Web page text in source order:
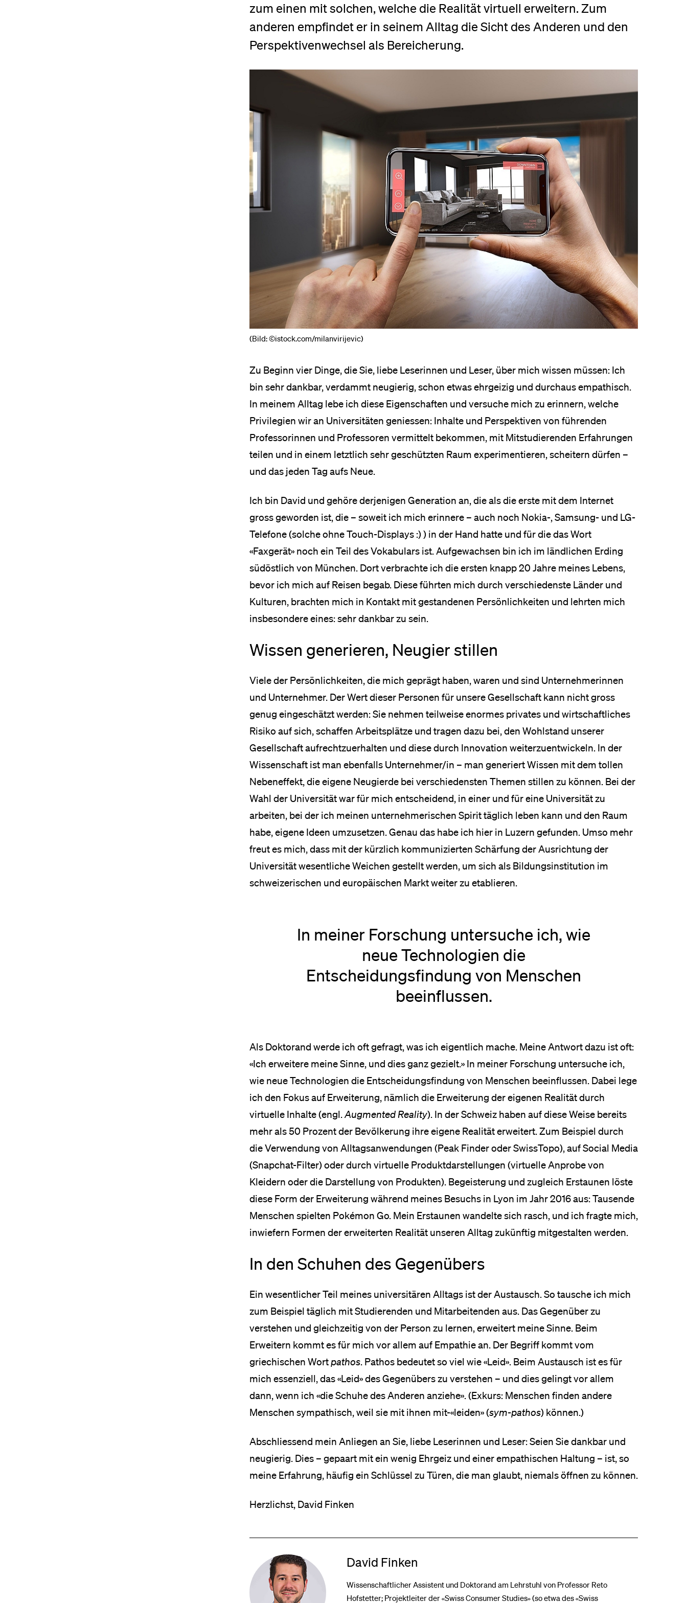
zum einen mit solchen, welche die Realität virtuell erweitern. Zum
anderen empfindet er in seinem Alltag die Sicht des Anderen und den
Perspektivenwechsel als Bereicherung.
(Bild: ©istock.com/milanvirijevic)
Zu Beginn vier Dinge, die Sie, liebe Leserinnen und Leser, über mich wissen müssen: Ich
bin sehr dankbar, verdammt neugierig, schon etwas ehrgeizig und durchaus empathisch.
In meinem Alltag lebe ich diese Eigenschaften und versuche mich zu erinnern, welche
Privilegien wir an Universitäten geniessen: Inhalte und Perspektiven von führenden
Professorinnen und Professoren vermittelt bekommen, mit Mitstudierenden Erfahrungen
teilen und in einem letztlich sehr geschützten Raum experimentieren, scheitern dürfen –
und das jeden Tag aufs Neue.
Ich bin David und gehöre derjenigen Generation an, die als die erste mit dem Internet
gross geworden ist, die – soweit ich mich erinnere – auch noch Nokia-, Samsung- und LG-
Telefone (solche ohne Touch-Displays :) ) in der Hand hatte und für die das Wort
«Faxgerät» noch ein Teil des Vokabulars ist. Aufgewachsen bin ich im ländlichen Erding
südöstlich von München. Dort verbrachte ich die ersten knapp 20 Jahre meines Lebens,
bevor ich mich auf Reisen begab. Diese führten mich durch verschiedenste Länder und
Kulturen, brachten mich in Kontakt mit gestandenen Persönlichkeiten und lehrten mich
insbesondere eines: sehr dankbar zu sein.
Wissen generieren, Neugier stillen
Viele der Persönlichkeiten, die mich geprägt haben, waren und sind Unternehmerinnen
und Unternehmer. Der Wert dieser Personen für unsere Gesellschaft kann nicht gross
genug eingeschätzt werden: Sie nehmen teilweise enormes privates und wirtschaftliches
Risiko auf sich, schaffen Arbeitsplätze und tragen dazu bei, den Wohlstand unserer
Gesellschaft aufrechtzuerhalten und diese durch Innovation weiterzuentwickeln. In der
Wissenschaft ist man ebenfalls Unternehmer/in – man generiert Wissen mit dem tollen
Nebeneffekt, die eigene Neugierde bei verschiedensten Themen stillen zu können. Bei der
Wahl der Universität war für mich entscheidend, in einer und für eine Universität zu
arbeiten, bei der ich meinen unternehmerischen Spirit täglich leben kann und den Raum
habe, eigene Ideen umzusetzen. Genau das habe ich hier in Luzern gefunden. Umso mehr
freut es mich, dass mit der kürzlich kommunizierten Schärfung der Ausrichtung der
Universität wesentliche Weichen gestellt werden, um sich als Bildungsinstitution im
schweizerischen und europäischen Markt weiter zu etablieren.
In meiner Forschung untersuche ich, wie
neue Technologien die
Entscheidungsfindung von Menschen
beeinflussen.
Als Doktorand werde ich oft gefragt, was ich eigentlich mache. Meine Antwort dazu ist oft:
«Ich erweitere meine Sinne, und dies ganz gezielt.» In meiner Forschung untersuche ich,
wie neue Technologien die Entscheidungsfindung von Menschen beeinflussen. Dabei lege
ich den Fokus auf Erweiterung, nämlich die Erweiterung der eigenen Realität durch
virtuelle Inhalte (engl.Augmented Reality). In der Schweiz haben auf diese Weise bereits
mehr als 50 Prozent der Bevölkerung ihre eigene Realität erweitert. Zum Beispiel durch
die Verwendung von Alltagsanwendungen (Peak Finder oder SwissTopo), auf Social Media
(Snapchat-Filter) oder durch virtuelle Produktdarstellungen (virtuelle Anprobe von
Kleidern oder die Darstellung von Produkten). Begeisterung und zugleich Erstaunen löste
diese Form der Erweiterung während meines Besuchs in Lyon im Jahr 2016 aus: Tausende
Menschen spielten Pokémon Go. Mein Erstaunen wandelte sich rasch, und ich fragte mich,
inwiefern Formen der erweiterten Realität unseren Alltag zukünftig mitgestalten werden.
In den Schuhen des Gegenübers
Ein wesentlicher Teil meines universitären Alltags ist der Austausch. So tausche ich mich
zum Beispiel täglich mit Studierenden und Mitarbeitenden aus. Das Gegenüber zu
verstehen und gleichzeitig von der Person zu lernen, erweitert meine Sinne. Beim
Erweitern kommt es für mich vor allem auf Empathie an. Der Begriff kommt vom
griechischen Wortpathos. Pathos bedeutet so viel wie «Leid». Beim Austausch ist es für
mich essenziell, das «Leid» des Gegenübers zu verstehen – und dies gelingt vor allem
dann, wenn ich «die Schuhe des Anderen anziehe». (Exkurs: Menschen finden andere
Menschen sympathisch, weil sie mit ihnen mit-«leiden» (sym-pathos) können.)
Abschliessend mein Anliegen an Sie, liebe Leserinnen und Leser: Seien Sie dankbar und
neugierig. Dies – gepaart mit ein wenig Ehrgeiz und einer empathischen Haltung – ist, so
meine Erfahrung, häufig ein Schlüssel zu Türen, die man glaubt, niemals öffnen zu können.
Herzlichst, David Finken
David Finken
Wissenschaftlicher Assistent und Doktorand am Lehrstuhl von Professor Reto
Hofstetter; Projektleiter der «Swiss Consumer Studies» (so etwa des «Swiss
Mitarbeitende
Stellensuchende
Förderer
Medien
Anmeldung und Zulassung